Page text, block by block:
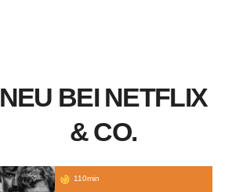
NEU BEI NETFLIX
& CO.
110min